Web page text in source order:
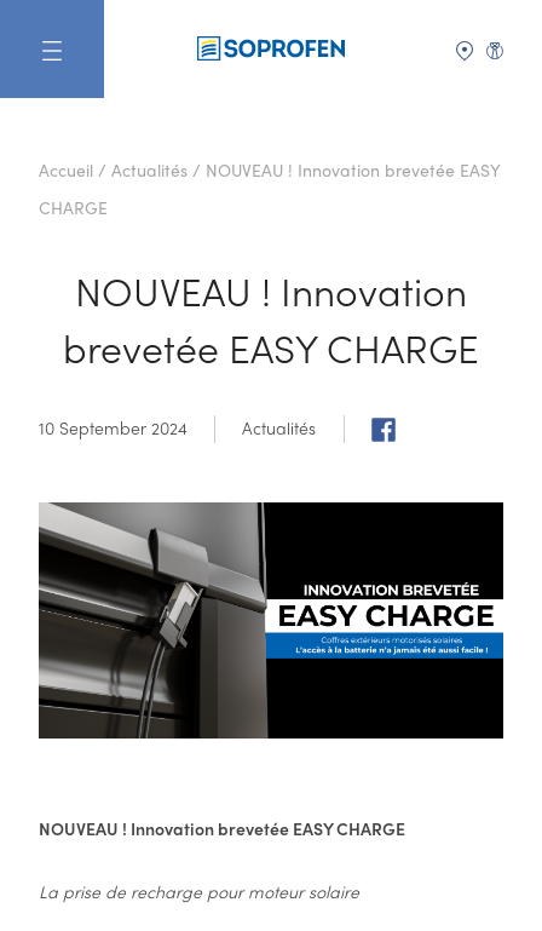
Accueil/ Actualités/ NOUVEAU ! Innovation brevetée EASY
CHARGE
NOUVEAU ! Innovation
brevetée EASY CHARGE
10 September 2024 Actualités
NOUVEAU ! Innovation brevetée EASY CHARGE
La prise de recharge pour moteur solaire